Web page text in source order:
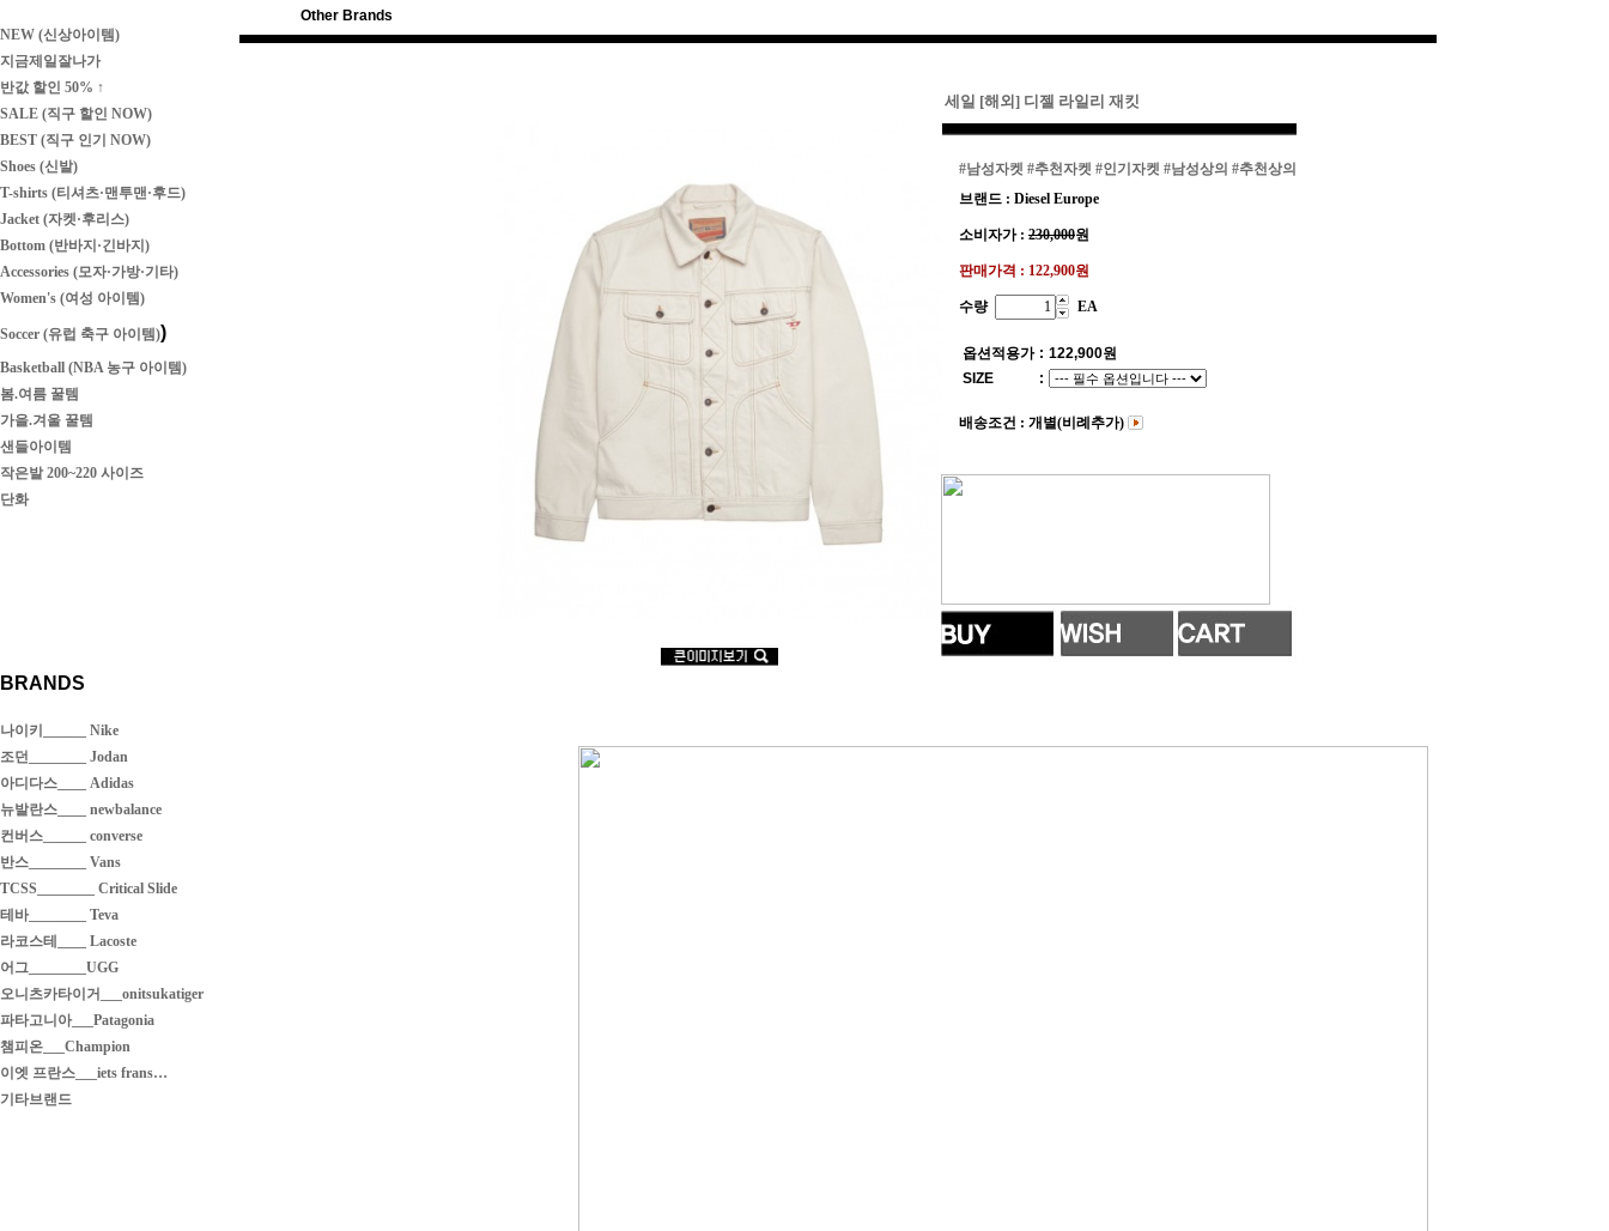
NEW (신상아이템)
지금제일잘나가
반값 할인 50% ↑
SALE (직구 할인 NOW)
BEST (직구 인기 NOW)
Shoes (신발)
T-shirts (티셔츠·맨투맨·후드)
Jacket (자켓·후리스)
Bottom (반바지·긴바지)
Accessories (모자·가방·기타)
Women's (여성 아이템)
Soccer (유럽 축구 아이템))
Basketball (NBA 농구 아이템)
봄.여름 꿀템
가을.겨울 꿀템
샌들아이템
작은발 200~220 사이즈
단화
BRANDS
나이키______ Nike
조던________ Jodan
아디다스____ Adidas
뉴발란스____ newbalance
컨버스______ converse
반스________ Vans
TCSS________ Critical Slide
테바________ Teva
라코스테____ Lacoste
어그________UGG
오니츠카타이거___onitsukatiger
파타고니아___Patagonia
챔피온___Champion
이엣 프란스___iets frans…
기타브랜드
Other Brands
세일 [해외] 디젤 라일리 재킷
#남성자켓 #추천자켓 #인기자켓 #남성상의 #추천상의
브랜드 : Diesel Europe
소비자가 : 230,000원
판매가격 : 122,900원
수량 EA
옵션적용가 : 122,900원
SIZE
:
배송조건 : 개별(비례추가)